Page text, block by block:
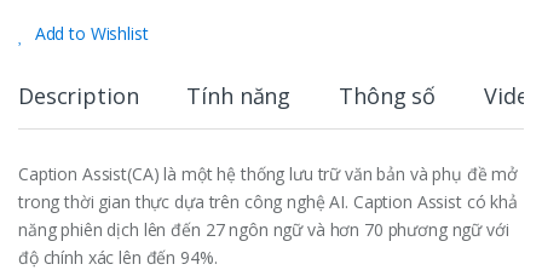
Add to Wishlist
Description Tính năng Thông số Video
Caption Assist(CA) là một hệ thống lưu trữ văn bản và phụ đề mở
trong thời gian thực dựa trên công nghệ AI. Caption Assist có khả
năng phiên dịch lên đến 27 ngôn ngữ và hơn 70 phương ngữ với
độ chính xác lên đến 94%.